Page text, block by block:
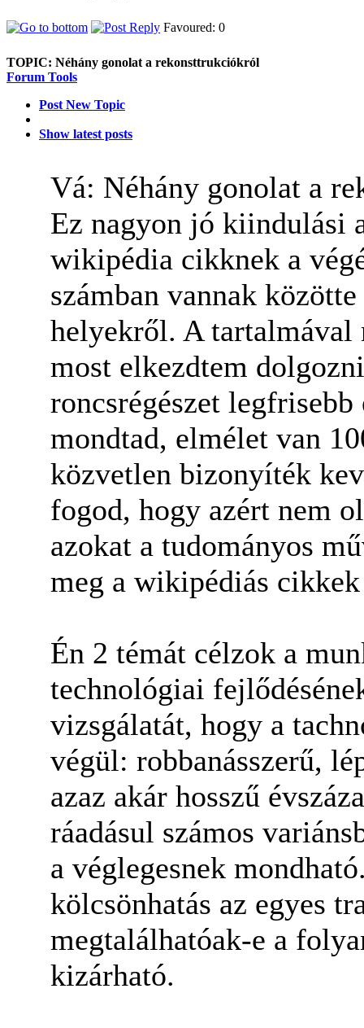
Favoured: 0
TOPIC: Néhány gonolat a rekonsttrukciókról
Forum Tools
Post New Topic
Show latest posts
Vá: Néhány gonolat a
Ez nagyon jó kiindulási
wikipédia cikknek a
számban vannak
helyekről. A tartalmával
most elkezdtem
roncsrégészet
mondtad, elmélet van
közvetlen bizonyíték
fogod, hogy azért nem
azokat a tudományos
meg a wikipédiás
Én 2 témát célzok a
technológiai
vizsgálatát, hogy a
végül: robbanásszerű,
azaz akár hosszű
ráadásul számos
a véglegesnek
kölcsönhatás az egyes
megtalálhatóak-e a
kizárható.